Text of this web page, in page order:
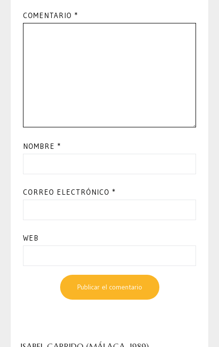
COMENTARIO *
NOMBRE *
CORREO ELECTRÓNICO *
WEB